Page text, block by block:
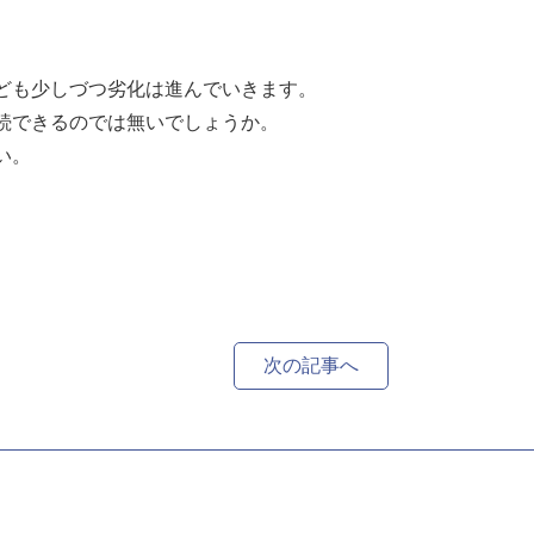
少しづつ劣化は進んでいきます。
きるのでは無いでしょうか。
次の記事へ